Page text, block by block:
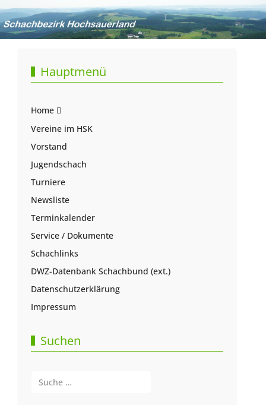
Hauptmenü
Home
Vereine im HSK
Vorstand
Jugendschach
Turniere
Newsliste
Terminkalender
Service / Dokumente
Schachlinks
DWZ-Datenbank Schachbund (ext.)
Datenschutzerklärung
Impressum
Suchen